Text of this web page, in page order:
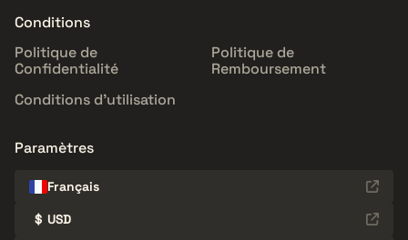
Conditions
Politique de
Confidentialité
Politique de
Remboursement
Conditions d'utilisation
Paramètres
Français
$ USD